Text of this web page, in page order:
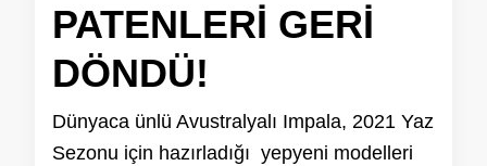
PATENLERİ GERİ
DÖNDÜ!
Dünyaca ünlü Avustralyalı Impala, 2021 Yaz
Sezonu için hazırladığı yepyeni modelleri